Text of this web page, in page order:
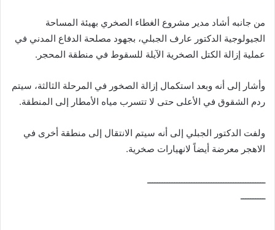
من جانبه أشاد مدير مشروع الغطاء الصخري بهيئة المساحة
الجيولوجية الدكتور عارف الجبلي، بجهود مصلحة الدفاع المدني في
عملية إزالة الكتل الصخرية الآيلة للسقوط في منطقة المحجر.
وأشار إلى أنه وبعد استكمال إزالة الصخور في المرحلة الثالثة، سيتم
ردم الشقوق في الأعلى حتى لا تتسرب مياه الأمطار إلى المنطقة.
ولفت الدكتور الجبلي إلى أنه سيتم الانتقال إلى منطقة أخرى في
الاهجر معرضة أيضاً لانهيارات صخرية.
ــــــــــــــــــــــــــــــــــــــــــــــــ
ــــــــــ